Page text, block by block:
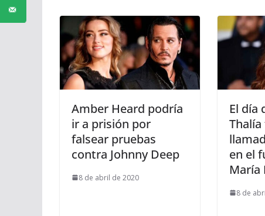
Amber Heard podría
ir a prisión por
falsear pruebas
contra Johnny Deep
8 de abril de 2020
El día
en el
María
8 de